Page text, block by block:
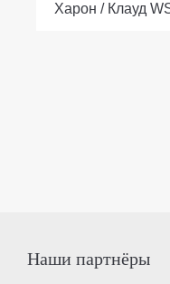
Харон / Клауд
Наши партнёры